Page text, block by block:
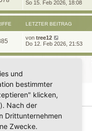
r
i
f
f
e
r
B
e
r
a
g
u
g
i
e
e
z
e
r
B
e
t
So 15. Feb 2026, 18:08
LETZTER BEITRAG
Z
u
i
f
f
L
e
z
e
t
r
a
g
von tree12
Do 12. Feb 2026, 21:53
und
bestimmter
klicken,
Nach der
Drittunternehmen
Zwecke.